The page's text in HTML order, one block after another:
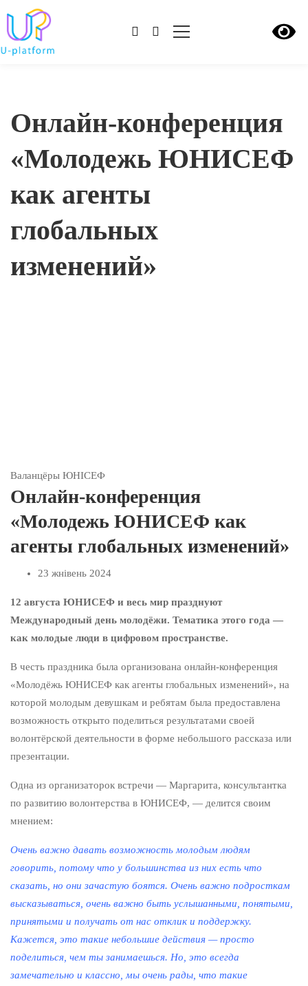
Онлайн-конференция
«Молодежь ЮНИСЕФ
как агенты
глобальных
изменений»
Валанцёры ЮНІСЕФ
Онлайн-конференция
«Молодежь ЮНИСЕФ как
агенты глобальных изменений»
23 жнівень 2024
12 августа ЮНИСЕФ и весь мир празднуют
Международный день молодёжи. Тематика этого года —
как молодые люди в цифровом пространстве.
В честь праздника была организована онлайн-конференция
«Молодёжь ЮНИСЕФ как агенты глобальных изменений», на
которой молодым девушкам и ребятам была предоставлена
возможность открыто поделиться результатами своей
волонтёрской деятельности в форме небольшого рассказа или
презентации.
Одна из организаторок встречи — Маргарита, консультантка
по развитию волонтерства в ЮНИСЕФ, — делится своим
мнением:
Очень важно давать возможность молодым людям
говорить, потому что у большинства из них есть что
сказать, но они зачастую боятся. Очень важно подросткам
высказываться, очень важно быть услышанными, понятыми,
принятыми и получать от нас отклик и поддержку.
Кажется, это такие небольшие действия — просто
поделиться, чем ты занимаешься. Но, это всегда
замечательно и классно, мы очень рады, что такие